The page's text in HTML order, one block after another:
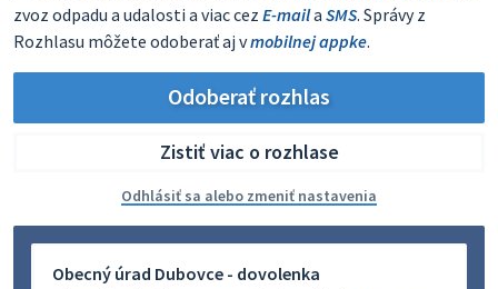
zvoz odpadu a udalosti a viac cez E-maila SMS. Správy z
Rozhlasu môžete odoberať aj vmobilnej appke.
Odoberať rozhlas
Zistiť viac o rozhlase
Odhlásiť sa alebo zmeniť nastavenia
Obecný úrad Dubovce - dovolenka